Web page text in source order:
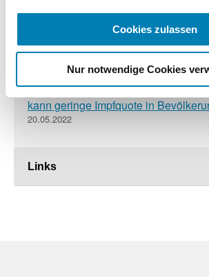
Cookies zulassen
Nur notwendige Cookies
Links
Grippeschutz: Zusatzangebot durch
kann geringe Impfquote in
20.05.2022